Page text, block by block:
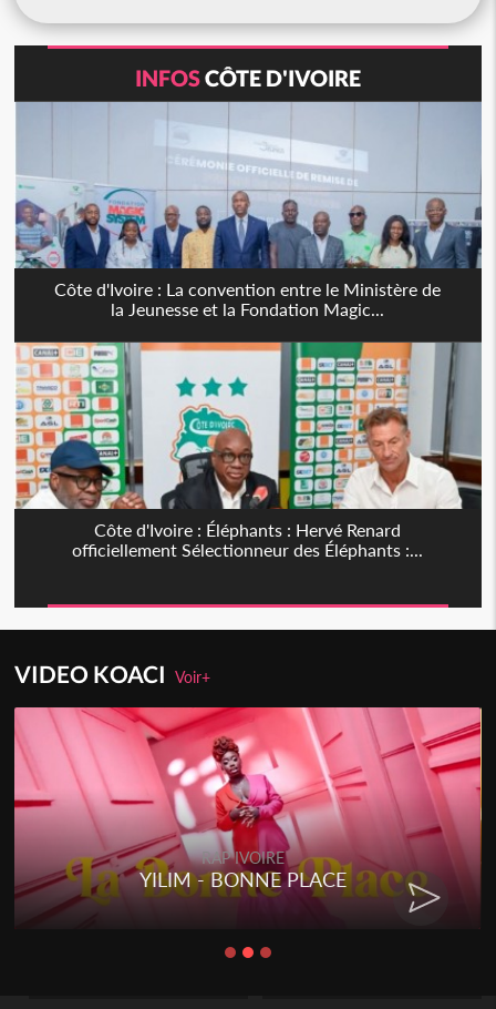
INFOSCÔTE D'IVOIRE
Côte d'Ivoire : La convention entre le Ministère de
la Jeunesse et la Fondation Magic...
Côte d'Ivoire : Éléphants : Hervé Renard
officiellement Sélectionneur des Éléphants :...
VIDEO KOACIVoir+
RAP IVOIRE
YILIM - BONNE PLACE